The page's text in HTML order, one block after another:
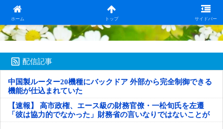
ホーム トップ サイドバー
日本第一！ニュース録
配信記事
中国製ルーター20機種にバックドア 外部から完全制御できる
機能が仕込まれていた
【速報】 高市政権、エース級の財務官僚・一松旬氏を左遷
「彼は協力的でなかった」財務省の言いなりではないことが
判明